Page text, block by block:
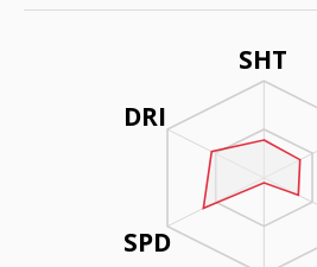
SHT
DRI
SPD